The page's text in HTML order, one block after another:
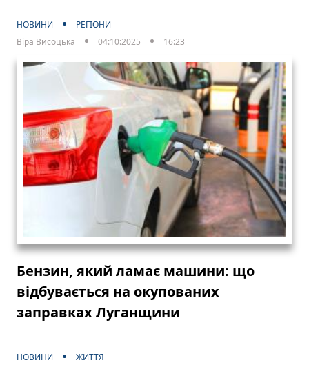
НОВИНИ
РЕГІОНИ
Віра Висоцька
04:10:2025 16:23
Бензин, який ламає машини: що
відбувається на окупованих
заправках Луганщини
НОВИНИ
ЖИТТЯ